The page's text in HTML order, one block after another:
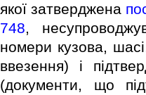
якої затверджена
748,
номери кузова,
ввезення) i
(документи, що